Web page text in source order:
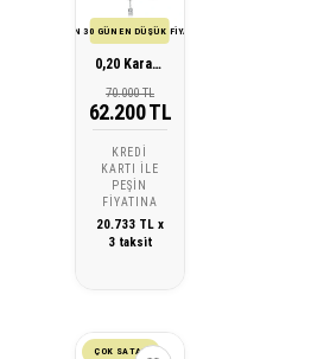
SON 30 GÜN EN DÜŞÜK FİYATI
0,20 Karat Pırlanta Gerdanlık
70.000 TL
62.200 TL
KREDI
KARTI ILE
PEŞIN
FIYATINA
20.733 TL x
3 taksit
ÇOK SATAN